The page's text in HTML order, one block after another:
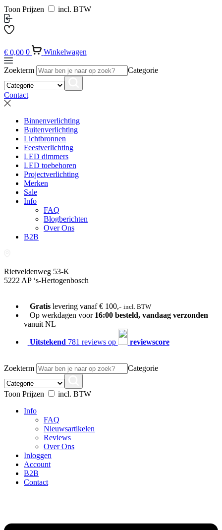
Toon Prijzen incl. BTW
€ 0,00 0 Winkelwagen
Zoekterm Categorie
Contact
Binnenverlichting
Buitenverlichting
Lichtbronnen
Feestverlichting
LED dimmers
LED toebehoren
Projectverlichting
Merken
Sale
Info
FAQ
Blogberichten
Over Ons
B2B
Rietveldenweg 53-K
5222 AP ‘s-Hertogenbosch
Gratislevering vanaf € 100,- incl. BTW
Op werkdagen voor 16:00 besteld, vandaag verzonden
vanuit NL
Uitstekend 781 reviews op reviewscore
Zoekterm Categorie
Toon Prijzen
incl. BTW
Info
FAQ
Nieuwsartikelen
Reviews
Over Ons
Inloggen
Account
B2B
Contact